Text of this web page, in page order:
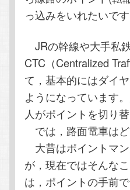
ツ
移
動
へ
動
っ込みをいれたいです
JRの幹線や大手私
CTC（Centralized
て，基本的にはダイ
ようになっています
人がポイントを切り
では，路面電車は
大昔はポイントマ
が，現在ではそんな
は，ポイントの手前